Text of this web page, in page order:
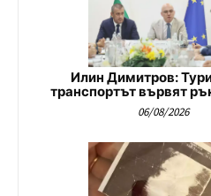
Илин Димитров:
транспортът вървят
06/08/2026